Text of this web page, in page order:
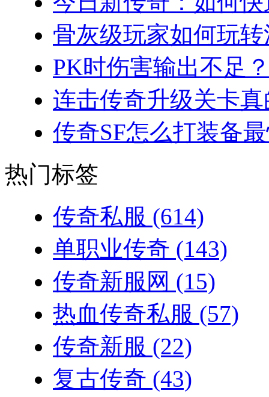
骨灰级玩家如何玩
PK时伤害输出不足
连击传奇升级关卡
传奇SF怎么打装备
热门标签
传奇私服 (614)
单职业传奇 (143)
传奇新服网 (15)
热血传奇私服 (57)
传奇新服 (22)
复古传奇 (43)